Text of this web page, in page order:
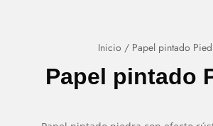
Inicio / Papel pintado
Papel pintado